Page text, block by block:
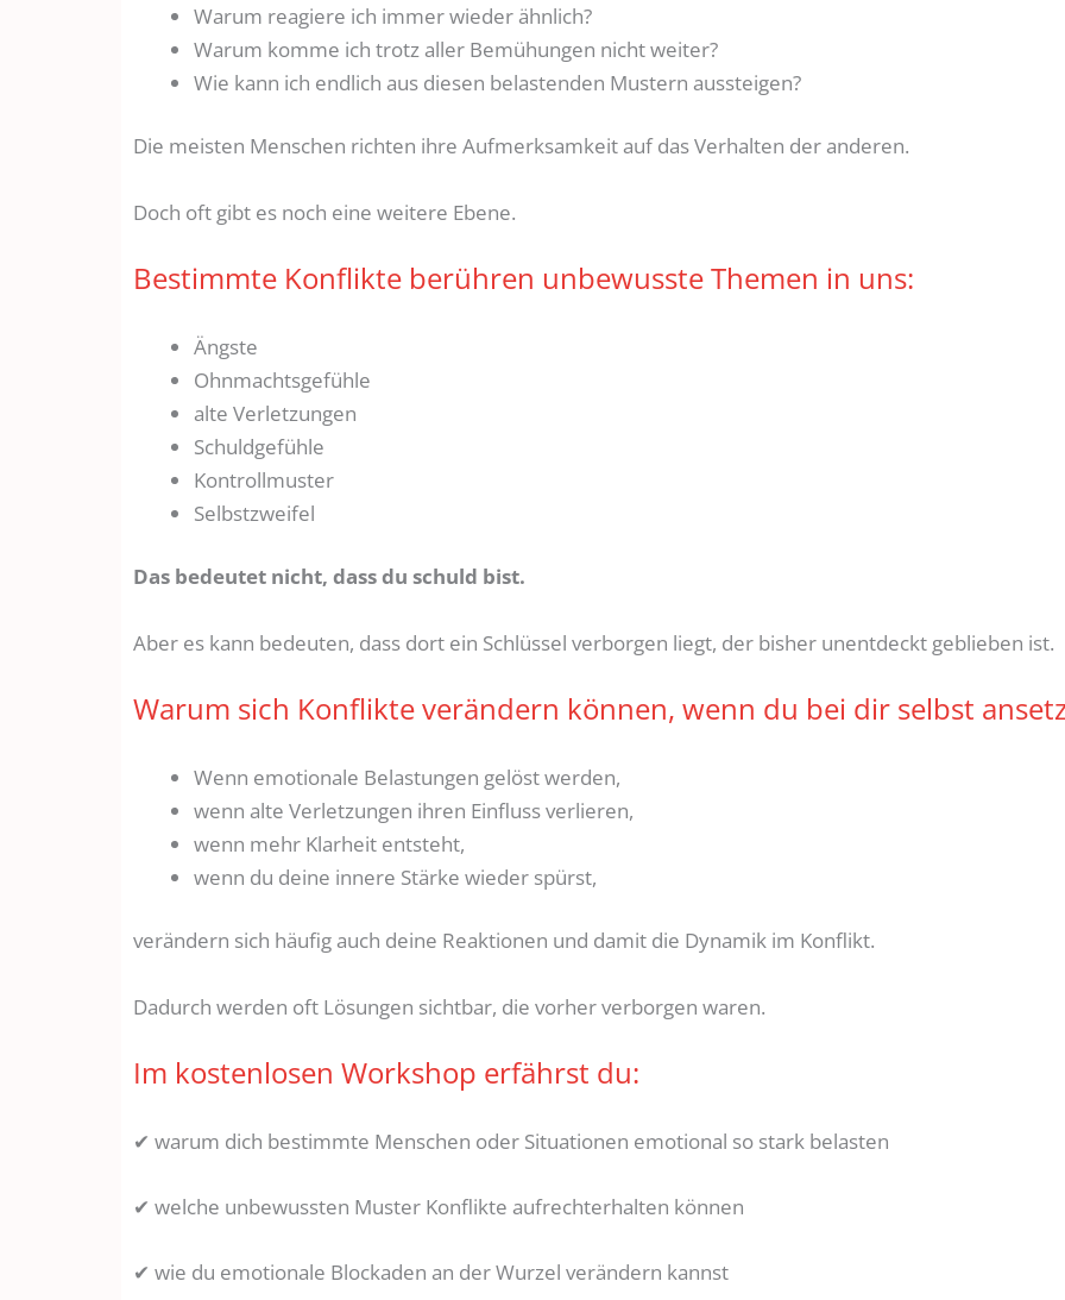
Warum reagiere ich immer wieder ähnlich?
Warum komme ich trotz aller Bemühungen nicht weiter?
Wie kann ich endlich aus diesen belastenden Mustern aussteigen?
Die meisten Menschen richten ihre Aufmerksamkeit auf das Verhalten der anderen.
Doch oft gibt es noch eine weitere Ebene.
Bestimmte Konflikte berühren unbewusste Themen in uns:
Ängste
Ohnmachtsgefühle
alte Verletzungen
Schuldgefühle
Kontrollmuster
Selbstzweifel
Das bedeutet nicht, dass du schuld bist.
Aber es kann bedeuten, dass dort ein Schlüssel verborgen liegt, der bisher unentdeckt geblieben ist.
Warum sich Konflikte verändern können, wenn du bei dir selbst
Wenn emotionale Belastungen gelöst werden,
wenn alte Verletzungen ihren Einfluss verlieren,
wenn mehr Klarheit entsteht,
wenn du deine innere Stärke wieder spürst,
verändern sich häufig auch deine Reaktionen und damit die Dynamik im Konflikt.
Dadurch werden oft Lösungen sichtbar, die vorher verborgen waren.
Im kostenlosen Workshop erfährst du:
✔ warum dich bestimmte Menschen oder Situationen emotional so stark belasten
✔ welche unbewussten Muster Konflikte aufrechterhalten können
✔ wie du emotionale Blockaden an der Wurzel verändern kannst